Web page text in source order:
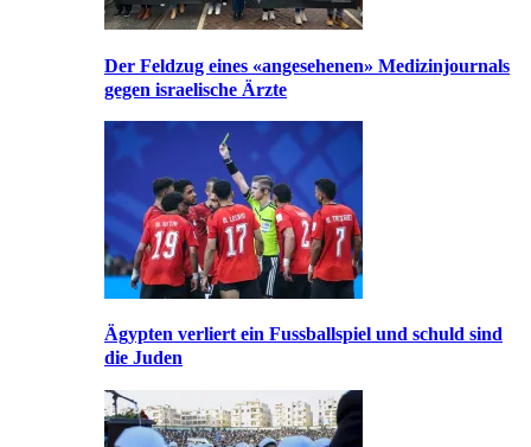
Der Feldzug eines «angesehenen» Medizinjournals
gegen israelische Ärzte
Ägypten verliert ein Fussballspiel und schuld sind
die Juden